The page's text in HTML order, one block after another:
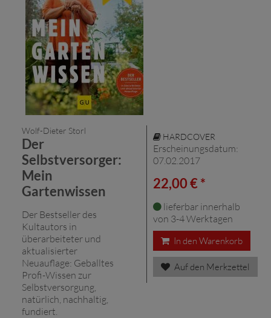
Wolf-Dieter Storl
Der
Selbstversorger:
Mein
Gartenwissen
Der Bestseller des
Kultautors in
überarbeiteter und
aktualisierter
Neuauflage: Geballtes
Profi-Wissen zur
Selbstversorgung,
natürlich, nachhaltig,
fundiert.
HARDCOVER
Erscheinungsdatum:
07.02.2017
22,00 € *
lieferbar innerhalb
von 3-4 Werktagen
In den Warenkorb
Auf den Merkzettel